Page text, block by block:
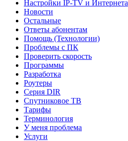
Настройки IP-TV и Интернета
Новости
Остальные
Ответы абонентам
Помощь (Технологии)
Проблемы с ПК
Проверить скорость
Программы
Разработка
Роутеры
Серия DIR
Спутниковое ТВ
Тарифы
Терминология
У меня проблема
Услуги